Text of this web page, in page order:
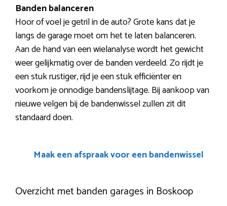
Banden balanceren
Hoor of voel je getril in de auto? Grote kans dat je
langs de garage moet om het te laten balanceren.
Aan de hand van een wielanalyse wordt het gewicht
weer gelijkmatig over de banden verdeeld. Zo rijdt je
een stuk rustiger, rijd je een stuk efficiënter en
voorkom je onnodige bandenslijtage. Bij aankoop van
nieuwe velgen bij de bandenwissel zullen zit dit
standaard doen.
Maak een afspraak voor een bandenwissel
Overzicht met banden garages in Boskoop